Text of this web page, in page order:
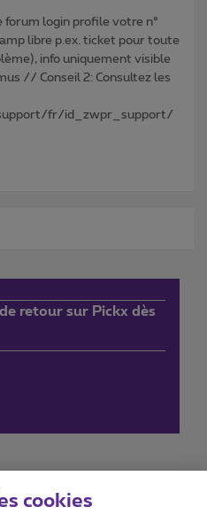
forum login profile votre n°
libre p.ex. ticket pour toute
info uniquement visible
// Conseil 2: Consultez les
fr/id_zwpr_support/
retour sur Pickx dès
cookies